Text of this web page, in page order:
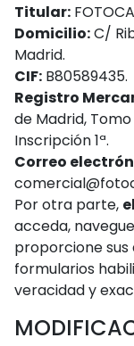
Titular:
Domicilio:C/
Madrid.
CIF: B80589435.
Registro
de Madrid, Tomo
Inscripción 1ª.
Correo
Por otra parte,
acceda,
proporcione
formularios
veracidad y